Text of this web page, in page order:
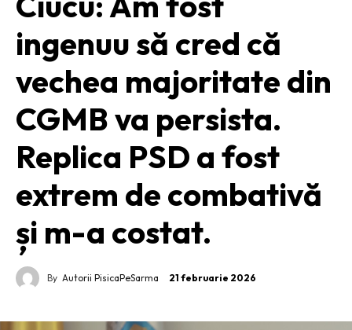
ingenuu să cred că
vechea majoritate din
CGMB va persista.
Replica PSD a fost
extrem de combativă
și m-a costat.
By Autorii PisicaPeSarma 21 februarie 2026